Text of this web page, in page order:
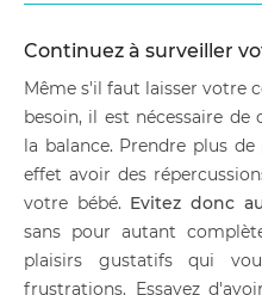
Continuez à surveiller
Même s'il faut laisser votre
besoin, il est nécessaire
la balance. Prendre plus
effet avoir des
votre bébé. Evitez donc
sans pour autant
plaisirs gustatifs qui
frustrations. Essayez